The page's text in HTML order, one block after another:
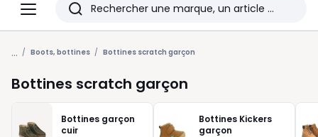
Menu
Redoute
Rechercher
Les
derniers
articles
consultés
... Boots, bottines Bottines scratch garçon
Bottines scratch garçon
Bottines garçon
cuir
Bottines Kickers
garçon